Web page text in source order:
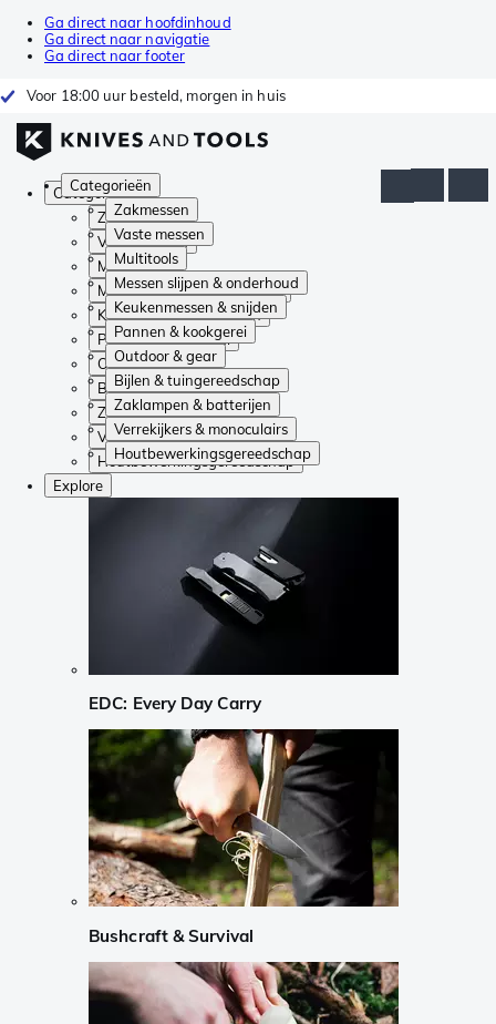
Ga direct naar hoofdinhoud
Ga direct naar navigatie
Ga direct naar footer
Voor 18:00 uur besteld, morgen in huis
Categorieën
Zakmessen
Vaste messen
Multitools
Messen slijpen & onderhoud
Keukenmessen & snijden
Pannen & kookgerei
Outdoor & gear
Bijlen & tuingereedschap
Zaklampen & batterijen
Verrekijkers & monoculairs
Houtbewerkingsgereedschap
Categorieën
Zakmessen
Vaste messen
Multitools
Messen slijpen & onderhoud
Keukenmessen & snijden
Pannen & kookgerei
Outdoor & gear
Bijlen & tuingereedschap
Zaklampen & batterijen
Verrekijkers & monoculairs
Houtbewerkingsgereedschap
Explore
EDC: Every Day Carry
Bushcraft & Survival